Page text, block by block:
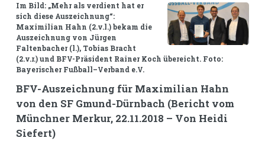
Im Bild: „Mehr als verdient hat er
sich diese Auszeichnung“:
Maximilian Hahn (2.v.l.) bekam die
Auszeichnung von Jürgen
Faltenbacher (l.), Tobias Bracht
(2.v.r.) und BFV-Präsident Rainer Koch übereicht. Foto:
Bayerischer Fußball–Verband e.V.
BFV-Auszeichnung für Maximilian Hahn
von den SF Gmund-Dürnbach (Bericht vom
Münchner Merkur, 22.11.2018 – Von Heidi
Siefert)